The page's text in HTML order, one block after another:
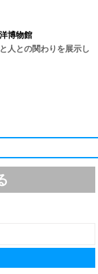
博物館
人との関わりを展示し